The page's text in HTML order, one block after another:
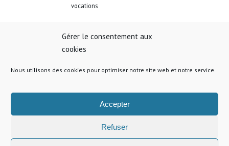
Gérer le consentement aux
cookies
Nous utilisons des cookies pour optimiser notre site web et notre service.
Accepter
Refuser
vocations
Chemin de Croix